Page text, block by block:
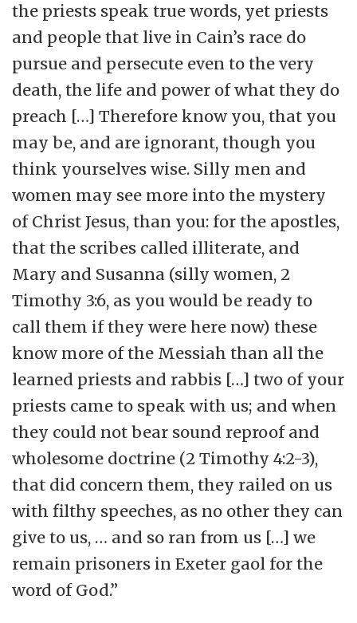
the priests speak true words, yet priests
and people that live in Cain’s race do
pursue and persecute even to the very
death, the life and power of what they do
preach […] Therefore know you, that you
may be, and are ignorant, though you
think yourselves wise. Silly men and
women may see more into the mystery
of Christ Jesus, than you: for the apostles,
that the scribes called illiterate, and
Mary and Susanna (silly women, 2
Timothy 3:6, as you would be ready to
call them if they were here now) these
know more of the Messiah than all the
learned priests and rabbis […] two of your
priests came to speak with us; and when
they could not bear sound reproof and
wholesome doctrine (2 Timothy 4:2-3),
that did concern them, they railed on us
with filthy speeches, as no other they can
give to us, … and so ran from us […] we
remain prisoners in Exeter gaol for the
word of God.”